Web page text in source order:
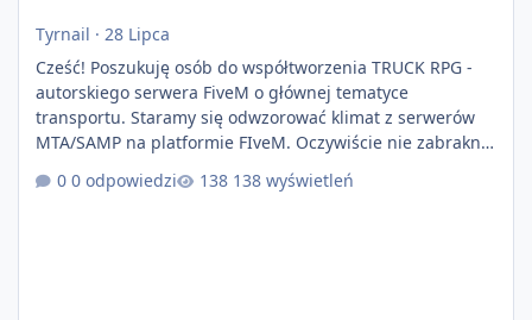
Tyrnail · 28 Lipca
Cześć! Poszukuję osób do współtworzenia TRUCK RPG -
autorskiego serwera FiveM o głównej tematyce
transportu. Staramy się odwzorować klimat z serwerów
MTA/SAMP na platformie FIveM. Oczywiście nie zabraknie
kontentu dla graczy którzy chcą robić coś innego niż
jeździć ciężarówką. Projekt tworzony jest od podstaw z
0 odpowiedzi 138 wyświetleń